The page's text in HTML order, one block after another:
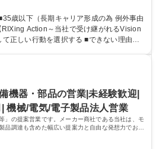
せいたします。営業が受注した製品を客
。 ■キオクシア（四日市
半導体関連の顧客に対し、チラーやOリ
の納品、引き取りに関連する業務をお任
ない方を募集いたします。 募集職種
事務)｜未経験歓迎｜年休125日・賞与8か
歳以下（長期キャリア形成の為 例外事由
正しい行動を選択する ■できない理由を
る 上記は当社の大切にする考え方です。
資格 学歴：大学院 大
力： 資格：
機器・部品の営業|未経験歓迎|
機械/電気/電子製品法人営業
」の提案営業です。メーカー商社である当社は、モ
品調達も含めた幅広い提案力と自由な発想力でお客